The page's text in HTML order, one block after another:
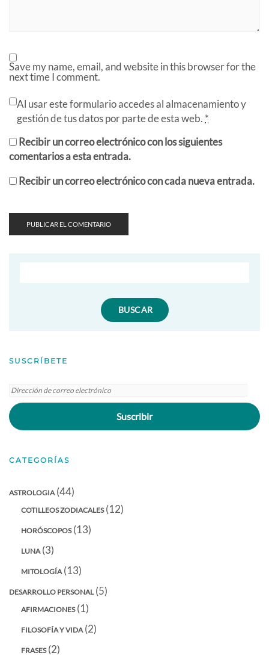
Save my name, email, and website in this browser for the
next time I comment.
Al usar este formulario accedes al almacenamiento y
gestión de tus datos por parte de esta web. *
Recibir un correo electrónico con los siguientes
comentarios a esta entrada.
Recibir un correo electrónico con cada nueva entrada.
SUSCRÍBETE
Dirección
de
correo
electrónico
Suscribir
CATEGORÍAS
ASTROLOGIA (44)
COTILLEOS ZODIACALES(12)
HORÓSCOPOS(13)
LUNA (3)
MITOLOGÍA (13)
DESARROLLO PERSONAL(5)
AFIRMACIONES(1)
FILOSOFÍA Y VIDA (2)
FRASES(2)